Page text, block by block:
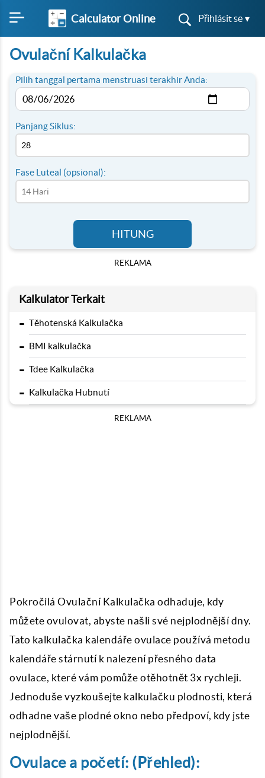
Calculator Online Přihlásit se ▾
Ovulační Kalkulačka
Pilih tanggal pertama menstruasi terakhir Anda:
Panjang Siklus:
Fase Luteal (opsional):
HITUNG
REKLAMA
Kalkulator Terkait
- Těhotenská Kalkulačka
- BMI kalkulačka
- Tdee Kalkulačka
- Kalkulačka Hubnutí
REKLAMA
Pokročilá Ovulační Kalkulačka odhaduje, kdy
můžete ovulovat, abyste našli své nejplodnější dny.
Tato kalkulačka kalendáře ovulace používá metodu
kalendáře stárnutí k nalezení přesného data
ovulace, které vám pomůže otěhotnět 3x rychleji.
Jednoduše vyzkoušejte kalkulačku plodnosti, která
odhadne vaše plodné okno nebo předpoví, kdy jste
nejplodnější.
Ovulace a početí: (Přehled):